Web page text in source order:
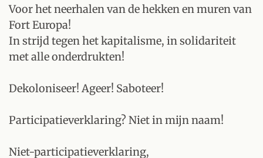
Voor het neerhalen van de hekken en muren van
Fort Europa!
In strijd tegen het kapitalisme, in solidariteit
met alle onderdrukten!
Dekoloniseer! Ageer! Saboteer!
Participatieverklaring? Niet in mijn naam!
Niet-participatieverklaring,